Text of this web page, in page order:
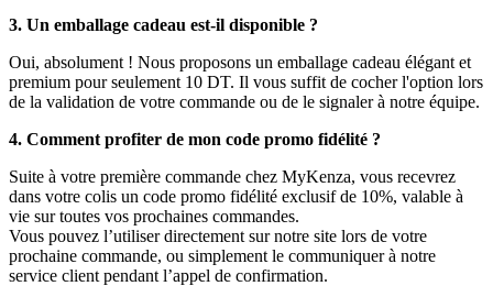
3. Un emballage cadeau est-il disponible ?
Oui, absolument ! Nous proposons un emballage cadeau élégant et
premium pour seulement 10 DT. Il vous suffit de cocher l'option lors
de la validation de votre commande ou de le signaler à notre équipe.
4. Comment profiter de mon code promo fidélité ?
Suite à votre première commande chez MyKenza, vous recevrez
dans votre colis un code promo fidélité exclusif de 10%, valable à
vie sur toutes vos prochaines commandes.
Vous pouvez l’utiliser directement sur notre site lors de votre
prochaine commande, ou simplement le communiquer à notre
service client pendant l’appel de confirmation.